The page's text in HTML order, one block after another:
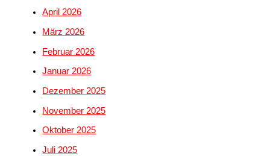
April 2026
März 2026
Februar 2026
Januar 2026
Dezember 2025
November 2025
Oktober 2025
Juli 2025